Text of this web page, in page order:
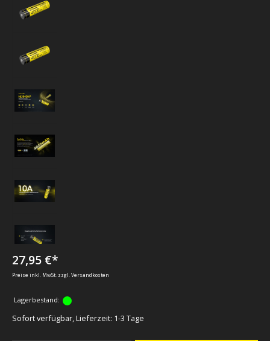
27,95 €*
Preise inkl. MwSt. zzgl. Versandkosten
Lagerbestand:
Sofort verfügbar, Lieferzeit: 1-3 Tage